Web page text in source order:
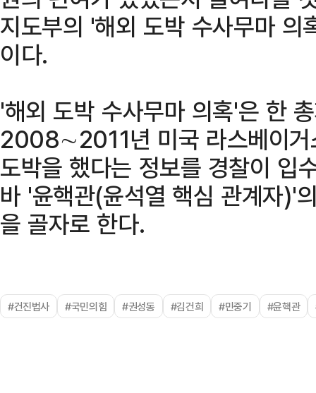
지도부의 '해외 도박 수사무마
이다.
'해외 도박 수사무마 의혹'은 한
2008∼2011년 미국 라스베이
도박을 했다는 정보를 경찰이 입
바 '윤핵관(윤석열 핵심 관계자)'
을 골자로 한다.
#건진법사 #국민의힘 #권성동 #김건희 #민중기 #윤핵관